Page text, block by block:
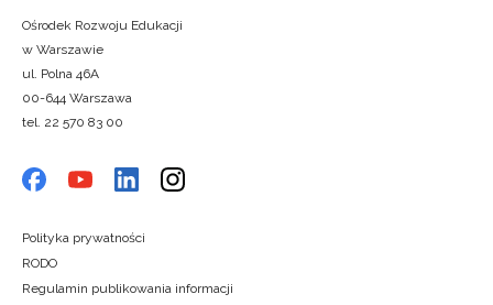
Ośrodek Rozwoju Edukacji
w Warszawie
ul. Polna 46A
00-644 Warszawa
tel. 22 570 83 00
Polityka prywatności
RODO
Regulamin publikowania informacji